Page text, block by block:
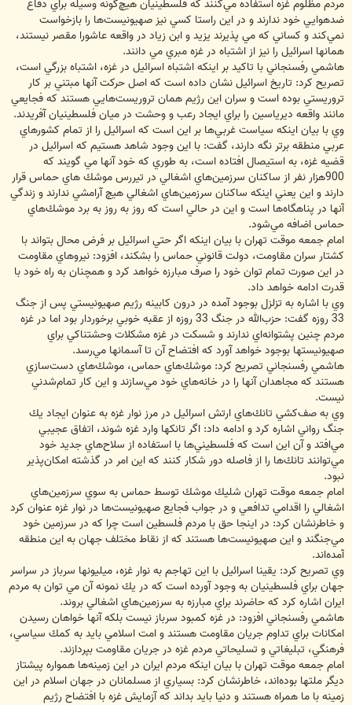
مردم مظلوم غزه استفاده مي‌كنند كه فلسطينيان هيچ‌گونه وسيله براي دفاع
ضدهوايي خود ندارند و در اين راستا كسي نيز صهيونيست‌ها را بازخواست
نمي‌كند و كساني كه مي پذيرند يزيد و ابن زياد در واقعه عاشورا مقصر نيستند،
همانها اسرائيل را نيز از اشتباه در غزه مبري مي دانند.
هاشمي رفسنجاني با تاكيد بر اينكه اشتباه اسرائيل در غزه، اشتباه بزرگي است،
تصريح كرد: تاريخ اسرائيل نشان داده است كه اصل حركت آنها مبتني بر كار
تروريستي بوده است و سران اين رژيم همان تروريست‌هايي هستند كه فجايعي
مانند واقعه ديرياسين را براي ايجاد رعب و وحشت در ميان فلسطينيان آفريدند.
وي با بيان اينكه سياست غربي‌ها بر اين است كه اسرائيل را از تمام كشورهاي
عربي منطقه برتر نگه دارند، گفت: با اين وجود شاهد هستيم كه اسرائيل در
قضيه غزه، به استيصال افتاده است، به طوري كه خود آنها مي گويند كه
900هزار نفر از ساكنان سرزمين‌هاي اشغالي در تيررس موشك هاي حماس قرار
دارند و اين يعني اينكه ساكنان سرزمين‌هاي اشغالي هيچ آرامشي ندارند و زندگي
آنها در پناهگاه‌ها است و اين در حالي است كه روز به روز به برد موشك‌هاي
حماس اضافه مي‌شود.
امام جمعه موقت تهران با بيان اينكه اگر حتي اسرائيل بر فرض محال بتواند با
كشتار سران مقاومت، دولت قانوني حماس را بشكند، افزود: نيروهاي مقاومت
در اين صورت تمام توان خود را صرف مبارزه خواهد كرد و همچنان به راه خود با
قدرت ادامه خواهد داد.
وي با اشاره به تزلزل بوجود آمده در درون كابينه رژيم صهيونيستي پس از جنگ
33 روزه گفت: حزب‌الله در جنگ 33 روزه از عقبه خوبي برخوردار بود اما در غزه
مردم چنين پشتوانه‌اي ندارند و شسكت در غزه مشكلات وحشتناكي براي
صهيونيستها بوجود خواهد آورد كه افتضاح آن تا آسمانها مي‌رسد.
هاشمي رفسنجاني تصريح كرد: موشك‌هاي حماس، موشك‌هاي دست‌سازي
هستند كه مجاهدان آنها را در خانه‌هاي خود مي‌سازند و اين كار تمام‌شدني
نيست.
وي به صف‌كشي تانك‌هاي ارتش اسرائيل در مرز نوار غزه به عنوان ايجاد يك
جنگ رواني اشاره كرد و ادامه داد: اگر تانكها وارد غزه شوند، اتفاق عجيبي
مي‌افتد و آن اين است كه فلسطيني‌ها با استفاده از سلاح‌هاي جديد خود
مي‌توانند تانك‌ها را از فاصله دور شكار كنند كه اين امر در گذشته امكان‌پذير
نبود.
امام جمعه موقت تهران شليك موشك توسط حماس به سوي سرزمين‌هاي
اشغالي را اقدامي تدافعي و در جواب فجايع صهيونيست‌ها در نوار غزه عنوان كرد
و خاطرنشان كرد: در اينجا حق با مردم فلسطين است چرا كه در سرزمين خود
مي‌جنگند و اين صهيونيست‌ها هستند كه از نقاط مختلف جهان به اين منطقه
آمده‌اند.
وي تصريح كرد: يقينا اسرائيل با اين تهاجم به نوار غزه، ميليونها سرباز در سراسر
جهان براي فلسطينيان به وجود آورده است كه در يك نمونه آن مي توان به مردم
ايران اشاره كرد كه حاضرند براي مبارزه به سرزمين‌هاي اشغالي بروند.
هاشمي رفسنجاني افزود: در غزه كمبود سرباز نيست بلكه آنها خواهان رسيدن
امكانات براي تداوم جريان مقاومت هستند و امت اسلامي بايد به كمك سياسي،
فرهنگي، تبليغاتي و تسليحاتي مردم غزه در جريان مقاومت بپردازند.
امام جمعه موقت تهران با بيان اينكه مردم ايران در اين زمينه‌ها همواره پيشتاز
ديگر ملتها بوده‌اند، خاطرنشان كرد: بسياري از مسلمانان در جهان اسلام در اين
زمينه با ما همراه هستند و دنيا بايد بداند كه آزمايش غزه با افتضاح رژيم